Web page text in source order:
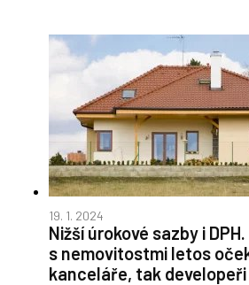
19. 1. 2024
Nižší úrokové sazby i
s nemovitostmi letos
kanceláře, tak developeři